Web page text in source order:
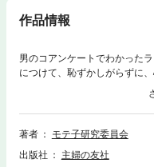
作品情報
男のコアンケートでわかった
につけて、恥ずかしがらずに
を込めて作りました。2人の
著者
モテ子研究委員会
出版社
主婦の友社